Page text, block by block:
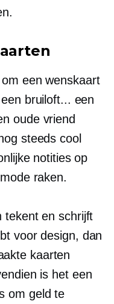
een ​​wenskaart
bruiloft... een
​​oude vriend
steeds cool
notities op
raken.
tekent en schrijft
voor design, dan
kaarten
is het een
om geld te